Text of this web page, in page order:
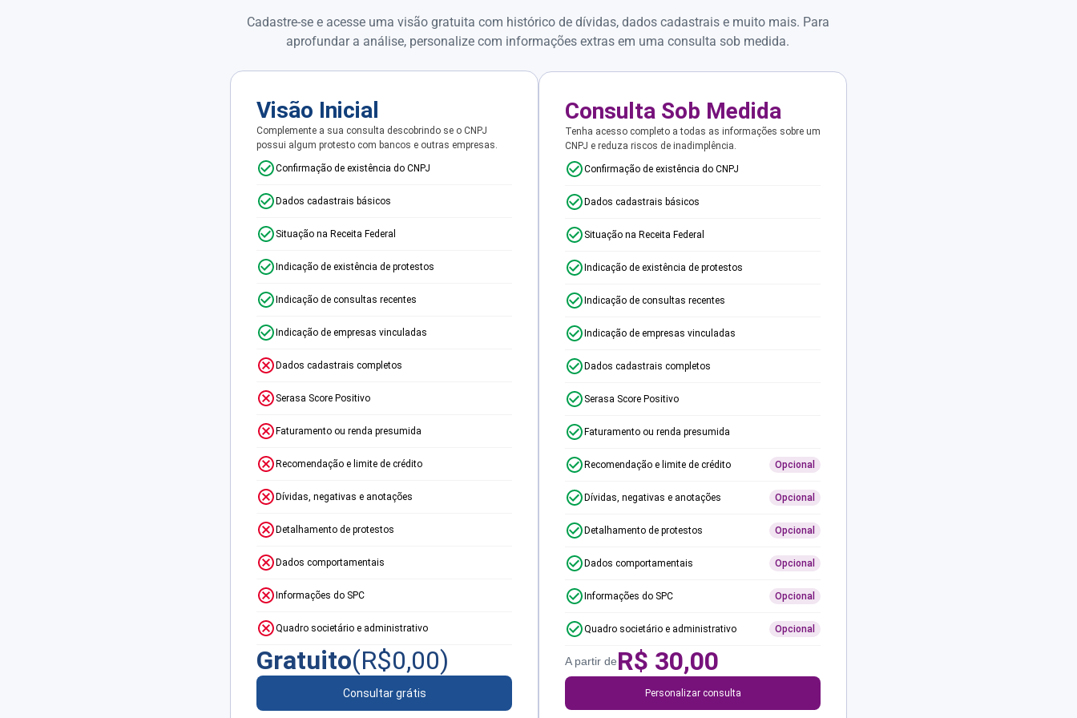
Cadastre-se e acesse uma visão gratuita com histórico de dívidas, dados cadastrais e muito mais. Para
aprofundar a análise, personalize com informações extras em uma consulta sob medida.
Visão Inicial
Complemente a sua consulta descobrindo se o CNPJ
possui algum protesto com bancos e outras empresas.
Confirmação de existência do CNPJ
Dados cadastrais básicos
Situação na Receita Federal
Indicação de existência de protestos
Indicação de consultas recentes
Indicação de empresas vinculadas
Dados cadastrais completos
Serasa Score Positivo
Faturamento ou renda presumida
Recomendação e limite de crédito
Dívidas, negativas e anotações
Detalhamento de protestos
Dados comportamentais
Informações do SPC
Quadro societário e administrativo
Gratuito(R$0,00)
Consultar grátis
Consulta Sob Medida
Tenha acesso completo a todas as informações sobre um
CNPJ e reduza riscos de inadimplência.
Confirmação de existência do CNPJ
Dados cadastrais básicos
Situação na Receita Federal
Indicação de existência de protestos
Indicação de consultas recentes
Indicação de empresas vinculadas
Dados cadastrais completos
Serasa Score Positivo
Faturamento ou renda presumida
Recomendação e limite de crédito Opcional
Dívidas, negativas e anotações Opcional
Detalhamento de protestos Opcional
Dados comportamentais Opcional
Informações do SPC Opcional
Quadro societário e administrativo Opcional
A partir deR$ 30,00
Personalizar consulta